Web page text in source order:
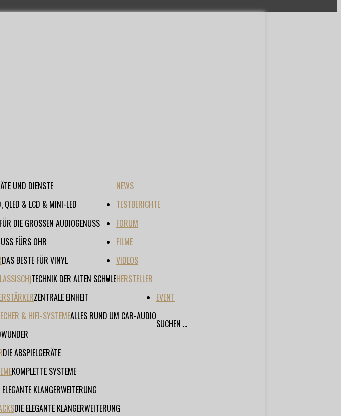
NEWS
UND DIENSTE
QLED & LCD & MINI-LED
FÜR DIE GROSSEN AUDIOGENUSS
FÜRS OHR
DAS BESTE FÜR VINYL
TECHNIK DER ALTEN SCHULE
TESTBERICHTE
ZENTRALE EINHEIT
& HIFI-SYSTEMEALLES RUND UM CAR-AUDIO
DIE ABSPIELGERÄTE
KOMPLETTE SYSTEME
KLANGERWEITERUNG
DIE ELEGANTE KLANGERWEITERUNG
FORUM
FILME
VIDEOS
HERSTELLER
EVENT
SUCHEN ...